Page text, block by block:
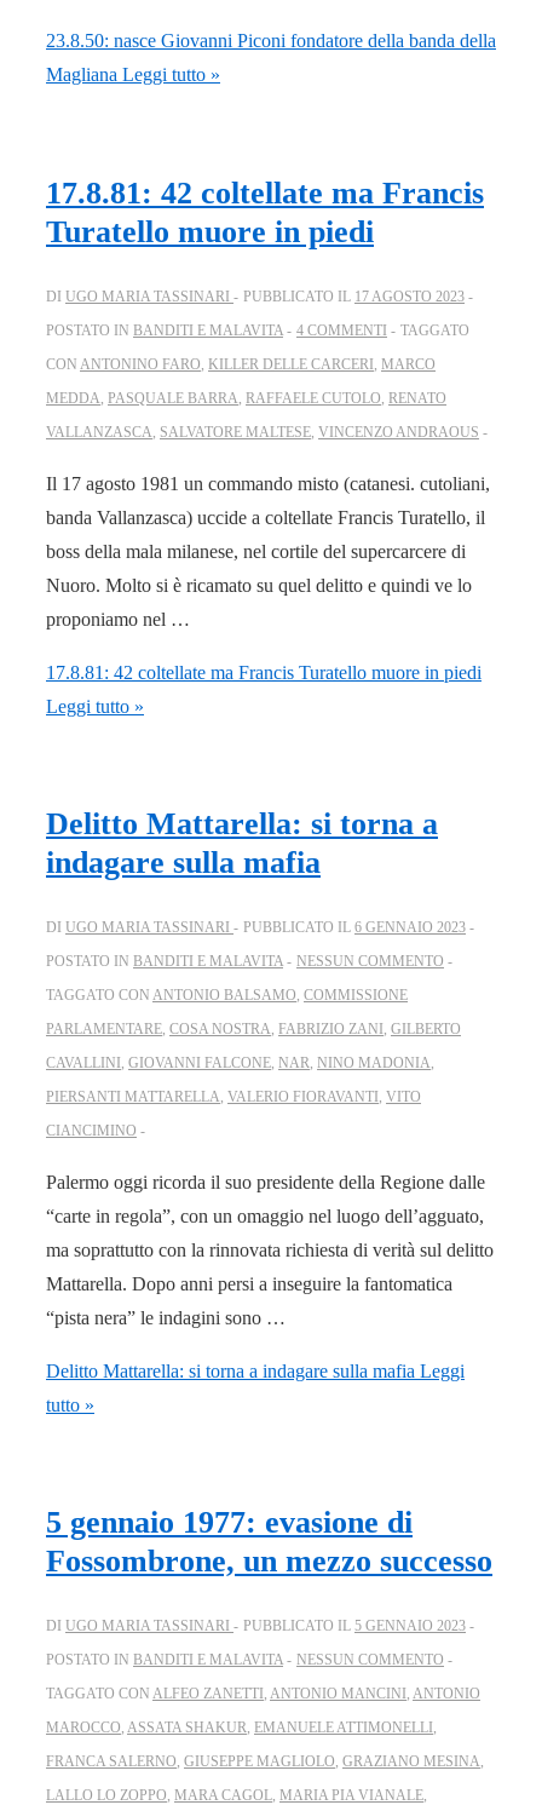
23.8.50: nasce Giovanni Piconi fondatore della banda della
Magliana Leggi tutto »
17.8.81: 42 coltellate ma Francis
Turatello muore in piedi
DI UGO MARIA TASSINARI PUBBLICATO IL 17 AGOSTO 2023
POSTATO IN BANDITI E MALAVITA 4 COMMENTI
TAGGATO
CON ANTONINO FARO KILLER DELLE CARCERI MARCO
MEDDA PASQUALE BARRA RAFFAELE CUTOLO RENATO
VALLANZASCA SALVATORE MALTESE VINCENZO ANDRAOUS
Il 17 agosto 1981 un commando misto (catanesi. cutoliani,
banda Vallanzasca) uccide a coltellate Francis Turatello, il
boss della mala milanese, nel cortile del supercarcere di
Nuoro. Molto si è ricamato su quel delitto e quindi ve lo
proponiamo nel …
17.8.81: 42 coltellate ma Francis Turatello muore in piedi
Leggi tutto »
Delitto Mattarella: si torna a
indagare sulla mafia
DI UGO MARIA TASSINARI PUBBLICATO IL 6 GENNAIO 2023
POSTATO IN BANDITI E MALAVITA
NESSUN COMMENTO
TAGGATO CON ANTONIO BALSAMO COMMISSIONE
PARLAMENTARE COSA NOSTRA FABRIZIO ZANI GILBERTO
CAVALLINI GIOVANNI FALCONE NAR NINO MADONIA
PIERSANTI MATTARELLA VALERIO FIORAVANTI VITO
CIANCIMINO
Palermo oggi ricorda il suo presidente della Regione dalle
“carte in regola”, con un omaggio nel luogo dell’agguato,
ma soprattutto con la rinnovata richiesta di verità sul delitto
Mattarella. Dopo anni persi a inseguire la fantomatica
“pista nera” le indagini sono …
Delitto Mattarella: si torna a indagare sulla mafia Leggi
tutto »
5 gennaio 1977: evasione di
Fossombrone, un mezzo successo
DI UGO MARIA TASSINARI PUBBLICATO IL 5 GENNAIO 2023
POSTATO IN BANDITI E MALAVITA
NESSUN COMMENTO
TAGGATO CON ALFEO ZANETTI, ANTONIO MANCINI, ANTONIO
MAROCCO, ASSATA SHAKUR, EMANUELE ATTIMONELLI,
FRANCA SALERNO, GIUSEPPE MAGLIOLO, GRAZIANO MESINA,
LALLO LO ZOPPO, MARA CAGOL, MARIA PIA VIANALE,